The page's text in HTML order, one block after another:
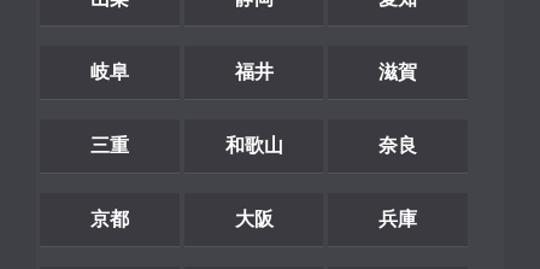
岐阜 福井 滋賀
三重 和歌山 奈良
京都 大阪 兵庫